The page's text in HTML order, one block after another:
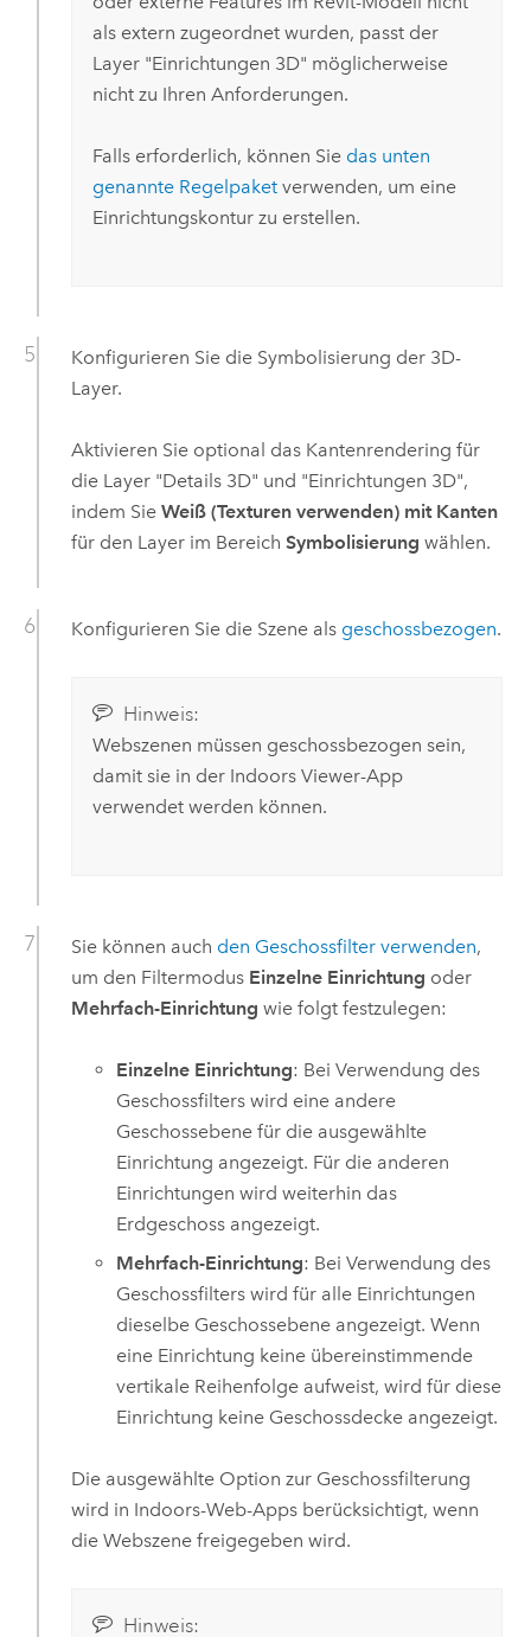
als extern zugeordnet wurden, passt der
Layer "Einrichtungen 3D" möglicherweise
nicht zu Ihren Anforderungen.
Falls erforderlich, können Sie das unten
genannte Regelpaketverwenden, um eine
Einrichtungskontur zu erstellen.
Konfigurieren Sie die Symbolisierung der 3D-
Layer.
Aktivieren Sie optional das Kantenrendering für
die Layer "Details 3D" und "Einrichtungen 3D",
indem Sie Weiß (Texturen verwenden) mit Kanten
für den Layer im Bereich Symbolisierung wählen.
Konfigurieren Sie die Szene als geschossbezogen.
Hinweis:
Webszenen müssen geschossbezogen sein,
damit sie in der Indoors Viewer-App
verwendet werden können.
Sie können auch den Geschossfilter verwenden,
um den Filtermodus Einzelne Einrichtung oder
Mehrfach-Einrichtung wie folgt festzulegen:
Einzelne Einrichtung: Bei Verwendung des
Geschossfilters wird eine andere
Geschossebene für die ausgewählte
Einrichtung angezeigt. Für die anderen
Einrichtungen wird weiterhin das
Erdgeschoss angezeigt.
Mehrfach-Einrichtung: Bei Verwendung des
Geschossfilters wird für alle Einrichtungen
dieselbe Geschossebene angezeigt. Wenn
eine Einrichtung keine übereinstimmende
vertikale Reihenfolge aufweist, wird für diese
Einrichtung keine Geschossdecke angezeigt.
Die ausgewählte Option zur Geschossfilterung
wird in Indoors-Web-Apps berücksichtigt, wenn
die Webszene freigegeben wird.
Hinweis: